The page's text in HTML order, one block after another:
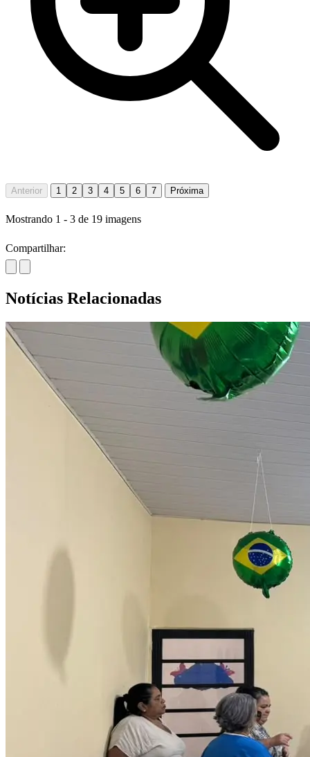
Anterior 1 2 3 4 5 6 7 Próxima
Mostrando 1 - 3 de 19 imagens
Compartilhar:
Notícias Relacionadas